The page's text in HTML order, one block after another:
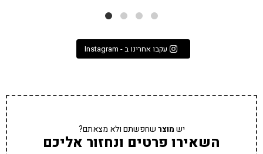
עקבו אחרינו ב - Instagram
ישמוצרשחפשתם ולא מצאתם?
השאירו פרטים ונחזור אליכם